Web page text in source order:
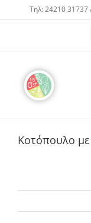
Μετάβαση
στο
Τηλ: 24210 31737
Κοτόπουλο με